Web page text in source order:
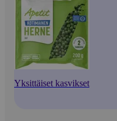
Yksittäiset kasvikset